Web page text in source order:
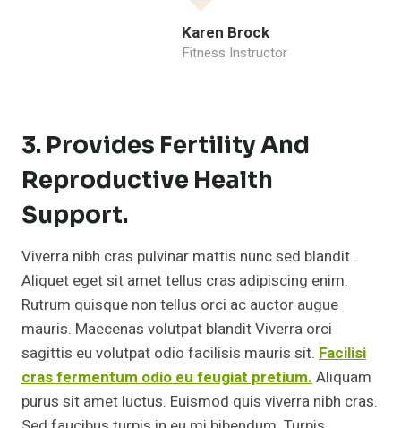
Karen Brock
Fitness Instructor
3. Provides Fertility And
Reproductive Health
Support.
Viverra nibh cras pulvinar mattis nunc sed blandit.
Aliquet eget sit amet tellus cras adipiscing enim.
Rutrum quisque non tellus orci ac auctor augue
mauris. Maecenas volutpat blandit Viverra orci
sagittis eu volutpat odio facilisis mauris sit. Facilisi
cras fermentum odio eu feugiat pretium.Aliquam
purus sit amet luctus. Euismod quis viverra nibh cras.